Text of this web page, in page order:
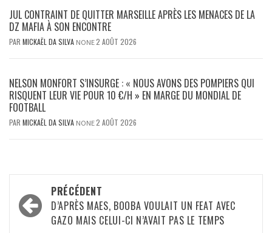
JUL CONTRAINT DE QUITTER MARSEILLE APRÈS LES MENACES DE LA
DZ MAFIA À SON ENCONTRE
PAR MICKAËL DA SILVA NONE2 AOÛT 2026
NELSON MONFORT S’INSURGE : « NOUS AVONS DES POMPIERS QUI
RISQUENT LEUR VIE POUR 10 €/H » EN MARGE DU MONDIAL DE
FOOTBALL
PAR MICKAËL DA SILVA NONE2 AOÛT 2026
Navigation
d’article
PRÉCÉDENT
D’APRÈS MAES, BOOBA VOULAIT UN FEAT AVEC
GAZO MAIS CELUI-CI N’AVAIT PAS LE TEMPS